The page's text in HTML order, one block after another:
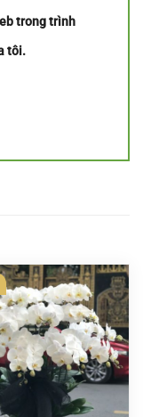
trong trình
tôi.